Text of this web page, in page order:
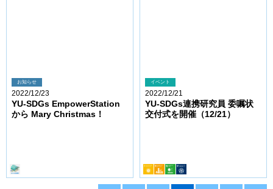
お知らせ
2022/12/23
YU-SDGs EmpowerStation
から Mary Christmas！
イベント
2022/12/21
YU-SDGs連携研究員 委嘱状
交付式を開催（12/21）